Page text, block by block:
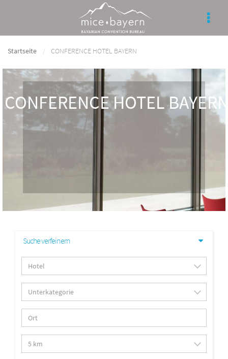
Startseite CONFERENCE HOTEL BAYERN
CONFERENCE HOTEL
Suche verfeinern